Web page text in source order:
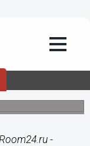
отказ в
в
-